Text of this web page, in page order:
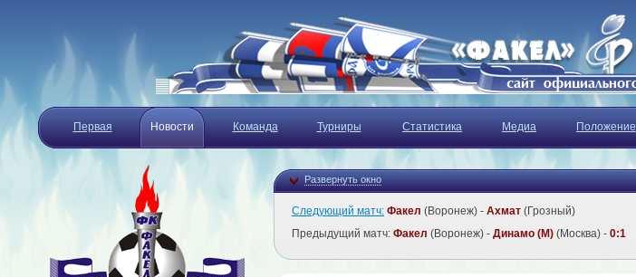
Первая Новости Команда Турниры Статистика Медиа Положение
Развернуть окно
Следующий матч: Факел (Воронеж) - Ахмат (Грозный)
Предыдущий матч: Факел (Воронеж) - Динамо (М) (Москва) - 0:1